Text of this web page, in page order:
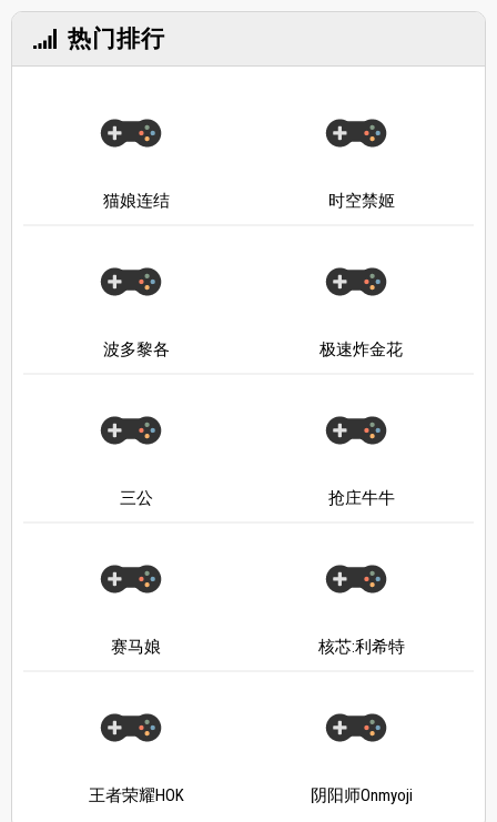
热门排行
猫娘连结 时空禁姬
波多黎各 极速炸金花
三公 抢庄牛牛
赛马娘 核芯:利希特
王者荣耀HOK 阴阳师Onmyoji